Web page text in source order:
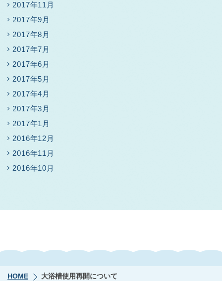
2017年11月
2017年9月
2017年8月
2017年7月
2017年6月
2017年5月
2017年4月
2017年3月
2017年1月
2016年12月
2016年11月
2016年10月
HOME 大浴槽使用再開について